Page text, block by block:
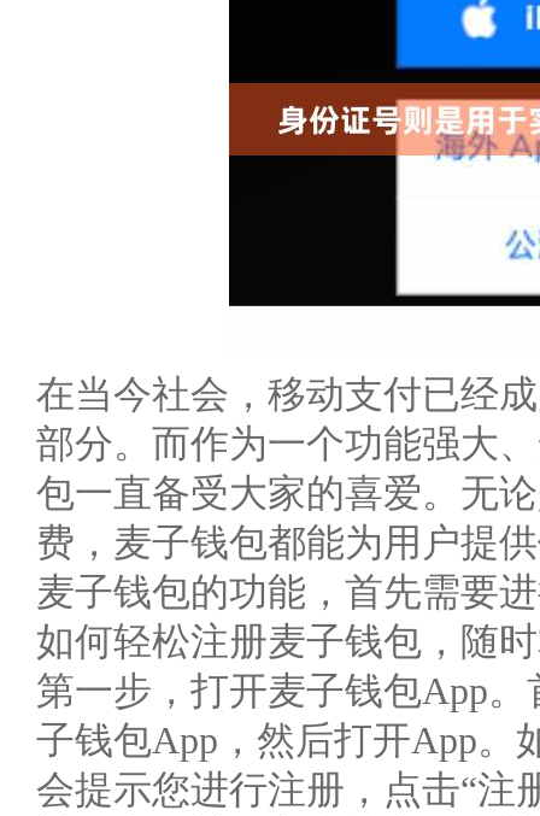
在当今社会，移动支付已经
部分。而作为一个功能强大
包一直备受大家的喜爱。无
费，麦子钱包都能为用户提
麦子钱包的功能，首先需要
如何轻松注册麦子钱包，随
第一步，打开麦子钱包App
子钱包App，然后打开App。
会提示您进行注册，点击“注